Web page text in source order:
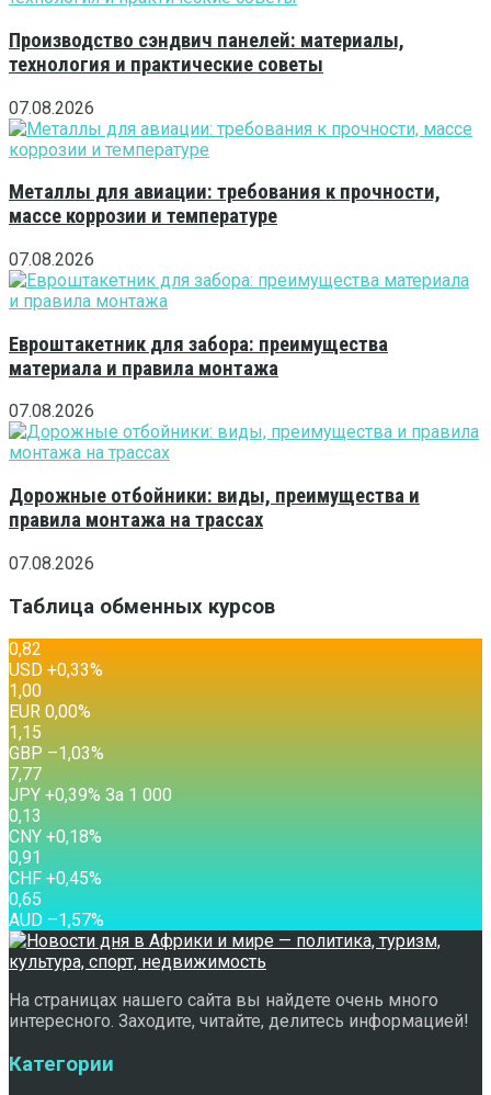
Производство сэндвич панелей: материалы,
технология и практические советы
07.08.2026
Металлы для авиации: требования к прочности,
массе коррозии и температуре
07.08.2026
Евроштакетник для забора: преимущества
материала и правила монтажа
07.08.2026
Дорожные отбойники: виды, преимущества и
правила монтажа на трассах
07.08.2026
Таблица обменных курсов
0,82
USD +0,33%
1,00
EUR 0,00%
1,15
GBP –1,03%
7,77
JPY +0,39% За 1 000
0,13
CNY +0,18%
0,91
CHF +0,45%
0,65
AUD –1,57%
На страницах нашего сайта вы найдете очень много
интересного. Заходите, читайте, делитесь информацией!
Категории